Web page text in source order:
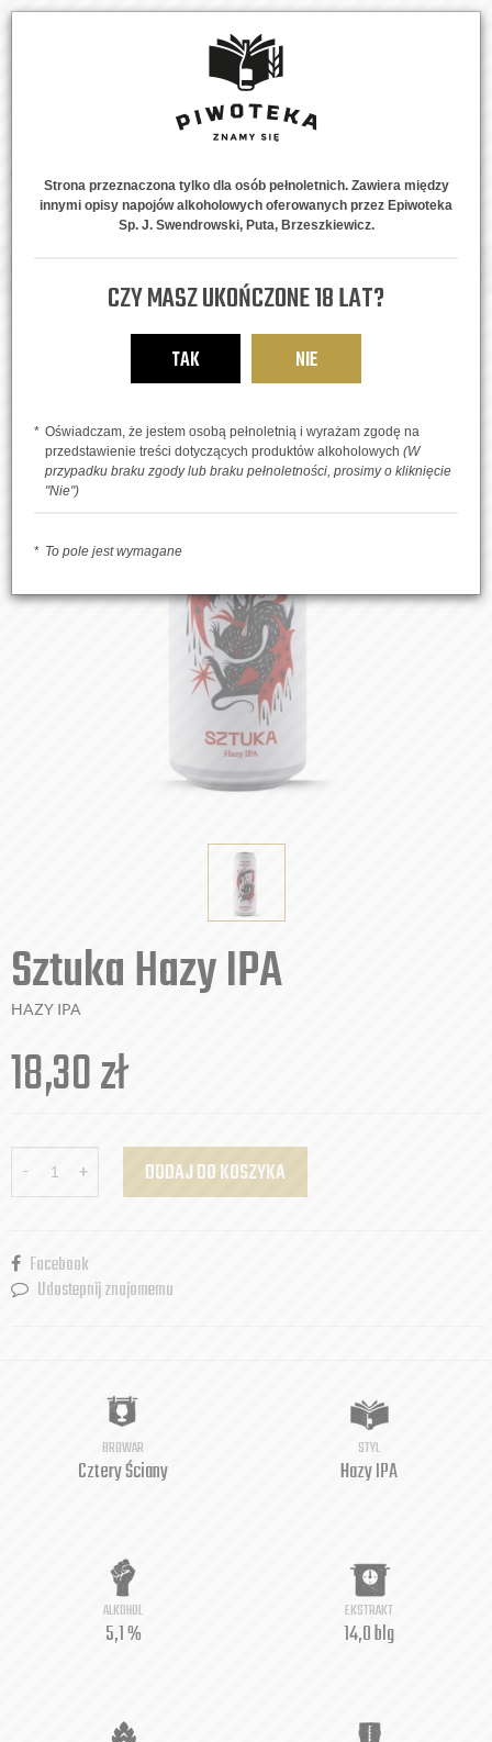
MENU 0
Sztuka Hazy IPA
HAZY IPA
18,30zł
- + DODAJ DO KOSZYKA
Facebook
Udostepnij znajomemu
BROWAR
Cztery Ściany
STYL
Hazy IPA
ALKOHOL
5,1 %
EKSTRAKT
14,0 blg
Strona przeznaczona tylko dla osób pełnoletnich. Zawiera między
innymi opisy napojów alkoholowych oferowanych przez Epiwoteka
Sp. J. Swendrowski, Puta, Brzeszkiewicz.
CZY MASZ UKOŃCZONE 18 LAT?
TAK NIE
Oświadczam, że jestem osobą pełnoletnią i wyrażam zgodę na
przedstawienie treści dotyczących produktów alkoholowych (W
przypadku braku zgody lub braku pełnoletności, prosimy o kliknięcie
"Nie")
To pole jest wymagane